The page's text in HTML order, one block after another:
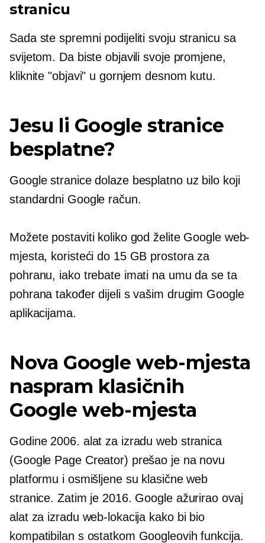
stranicu
Sada ste spremni podijeliti svoju stranicu sa
svijetom. Da biste objavili svoje promjene,
kliknite "objavi" u gornjem desnom kutu.
Jesu li Google stranice
besplatne?
Google stranice dolaze besplatno uz bilo koji
standardni Google račun.
Možete postaviti koliko god želite Google web-
mjesta, koristeći do 15 GB prostora za
pohranu, iako trebate imati na umu da se ta
pohrana također dijeli s vašim drugim Google
aplikacijama.
Nova Google web-mjesta
naspram klasičnih
Google web-mjesta
Godine 2006. alat za izradu web stranica
(Google Page Creator) prešao je na novu
platformu i osmišljene su klasične web
stranice. Zatim je 2016. Google ažurirao ovaj
alat za izradu web-lokacija kako bi bio
kompatibilan s ostatkom Googleovih funkcija.